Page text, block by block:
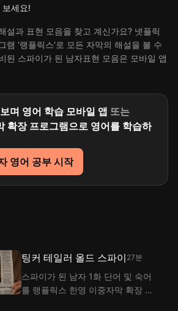
세요!
설과 표현 모음을 찾고 계신가요? 넷플릭
램 '랭플릭스'로 모든 자막의 해설을 볼 수
된 스파이가 된 남자표현 모음은 모바일 앱
며 영어 학습 모바일 앱 또는
확장 프로그램으로 영어를 학습하
영어 공부 시작
팅커 테일러 올드 스파이 27분
스파이가 된 남자 1화 단어 및 숙어
를 랭플릭스 한영 이중자막 확장 프